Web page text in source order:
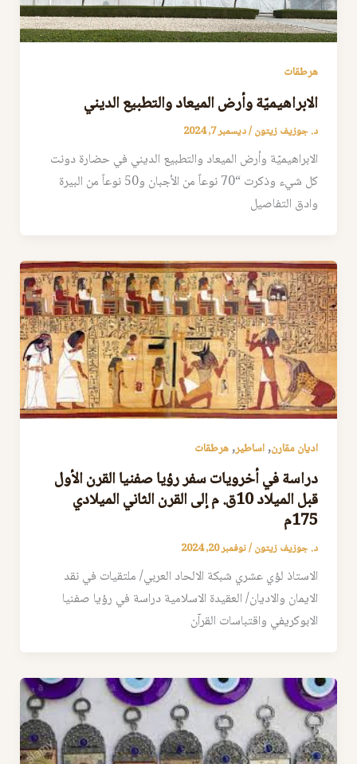
هرطقات
الابراهيميّة وأرض الميعاد والتطبيع الديني
د. جوزيف زيتون/ديسمبر 7, 2024
الابراهيميّة وأرض الميعاد والتطبيع الديني في حضارة دونت
كل شيء وذكرت “70 نوعاً من الأجبان و50 نوعاً من البيرة
وادق التفاصيل
اديان مقارن,اساطير,هرطقات
دراسة في أخرويات سفر رؤيا صفنيا القرن الأول
قبل الميلاد 10ق. م إلى القرن الثاني الميلادي
175م
د. جوزيف زيتون/نوفمبر 20, 2024
الاستاذ لؤي عشري شبكة الالحاد العربي/ ملتقيات في نقد
الايمان والاديان/ العقيدة الاسلامية دراسة في رؤيا صفنيا
الابوكريفي واقتباسات القرآن